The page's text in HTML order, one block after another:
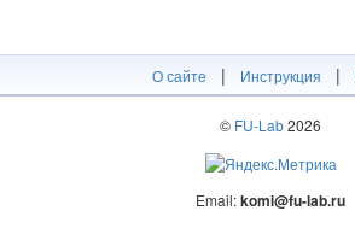
О сайте | Инструкция |
© FU-Lab2026
Email:komi@fu-lab.ru